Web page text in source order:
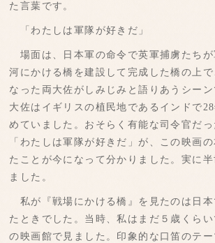
た言葉です。
「わたしは軍隊が好きだ」
場面は、日本軍の命令で英軍捕虜たちが
河にかける橋を建設して完成した橋の上
なった両大佐がしみじみと語りあうシー
大佐はイギリスの植民地であるインドで
めていました。おそらく有能な司令官だっ
「わたしは軍隊が好きだ」が、この映画
たことが今になって分かりました。実に
ました。
私が『戦場にかける橋』を見たのは日本
たときでした。当時、私はまだ５歳くら
の映画館で見ました。印象的な口笛のテ